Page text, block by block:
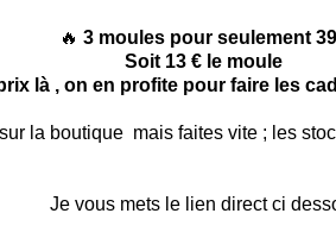
🔥 3 moules pour seulement
Soit 13 € le moule
là , on en profite pour faire les
la boutique mais faites vite ; les
Je vous mets le lien direct ci